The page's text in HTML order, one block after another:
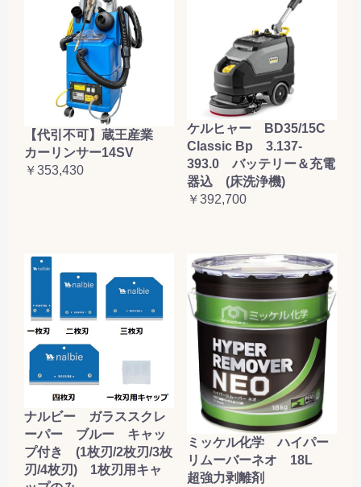
【代引不可】蔵王産業
カーリンサー14SV
￥353,430
ケルヒャー BD35/15C
Classic Bp 3.137-
393.0 バッテリー＆充電
器込 (床洗浄機)
￥392,700
ナルビー ガラススクレ
ーパー ブルー キャッ
プ付き (1枚刃/2枚刃/3枚
刃/4枚刃) 1枚刃用キャ
ミッケル化学 ハイパー
リムーバーネオ 18L
超強力剥離剤